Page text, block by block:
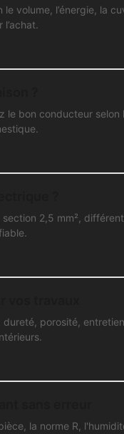
volume, l’énergie, la
le bon conducteur selon
2,5 mm²,
porosité,
la norme R,